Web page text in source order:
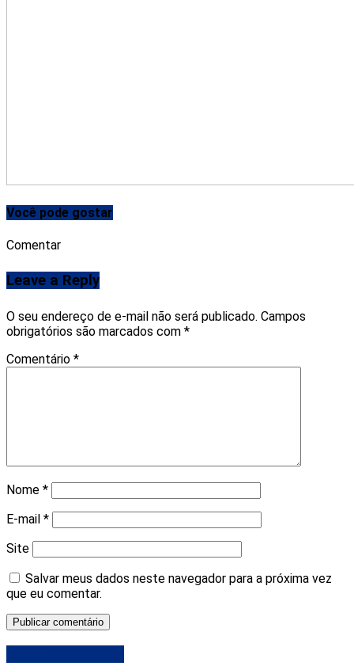
Você pode gostar
Comentar
Leave a Reply
O seu endereço de e-mail não será publicado. Campos
obrigatórios são marcados com *
Comentário *
Nome *
E-mail *
Site
Salvar meus dados neste navegador para a próxima vez
que eu comentar.